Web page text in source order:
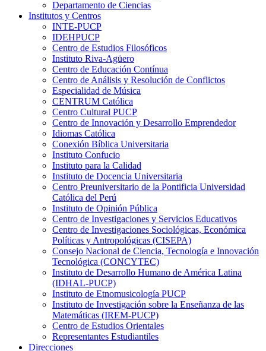
Departamento de Ciencias
Institutos y Centros
INTE-PUCP
IDEHPUCP
Centro de Estudios Filosóficos
Instituto Riva-Agüero
Centro de Educación Contínua
Centro de Análisis y Resolución de Conflictos
Especialidad de Música
CENTRUM Católica
Centro Cultural PUCP
Centro de Innovación y Desarrollo Emprendedor
Idiomas Católica
Conexión Bíblica Universitaria
Instituto Confucio
Instituto para la Calidad
Instituto de Docencia Universitaria
Centro Preuniversitario de la Pontificia Universidad
Católica del Perú
Instituto de Opinión Pública
Centro de Investigaciones y Servicios Educativos
Centro de Investigaciones Sociológicas, Económica
Políticas y Antropológicas (CISEPA)
Consejo Nacional de Ciencia, Tecnología e Innovación
Tecnológica (CONCYTEC)
Instituto de Desarrollo Humano de América Latina
(IDHAL-PUCP)
Instituto de Etnomusicología PUCP
Instituto de Investigación sobre la Enseñanza de las
Matemáticas (IREM-PUCP)
Centro de Estudios Orientales
Representantes Estudiantiles
Direcciones